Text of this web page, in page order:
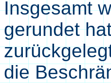
Insgesamt
gerundet
die